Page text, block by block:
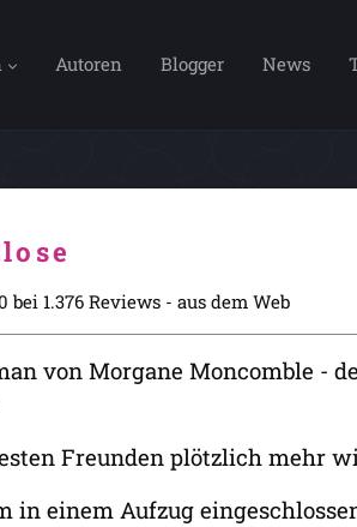
Autoren Blogger News
bei 1.376 Reviews - aus dem Web
von Morgane Moncomble -
Freunden plötzlich mehr
in einem Aufzug